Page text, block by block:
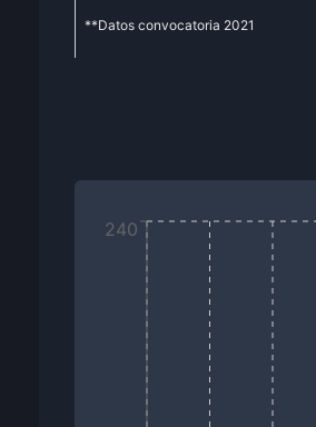
**Datos convocatoria 2021
240